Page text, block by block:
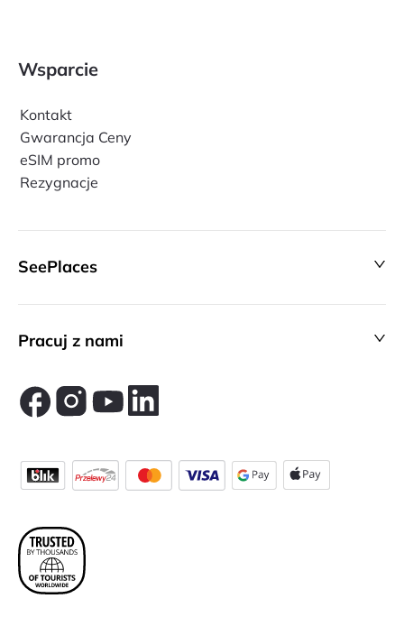
Wsparcie
Kontakt
Gwarancja Ceny
eSIM promo
Rezygnacje
SeePlaces
Pracuj z nami